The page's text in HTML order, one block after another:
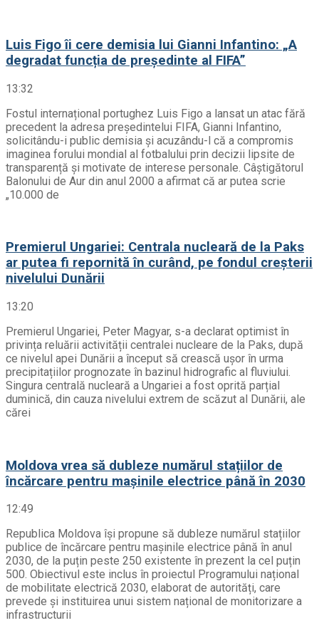
Luis Figo îi cere demisia lui Gianni Infantino: „A
degradat funcția de președinte al FIFA”
13:32
Fostul internațional portughez Luis Figo a lansat un atac fără
precedent la adresa președintelui FIFA, Gianni Infantino,
solicitându-i public demisia și acuzându-l că a compromis
imaginea forului mondial al fotbalului prin decizii lipsite de
transparență și motivate de interese personale. Câștigătorul
Balonului de Aur din anul 2000 a afirmat că ar putea scrie
„10.000 de
Premierul Ungariei: Centrala nucleară de la Paks
ar putea fi repornită în curând, pe fondul creșterii
nivelului Dunării
13:20
Premierul Ungariei, Peter Magyar, s-a declarat optimist în
privința reluării activității centralei nucleare de la Paks, după
ce nivelul apei Dunării a început să crească ușor în urma
precipitațiilor prognozate în bazinul hidrografic al fluviului.
Singura centrală nucleară a Ungariei a fost oprită parțial
duminică, din cauza nivelului extrem de scăzut al Dunării, ale
cărei
Moldova vrea să dubleze numărul stațiilor de
încărcare pentru mașinile electrice până în 2030
12:49
Republica Moldova își propune să dubleze numărul stațiilor
publice de încărcare pentru mașinile electrice până în anul
2030, de la puțin peste 250 existente în prezent la cel puțin
500. Obiectivul este inclus în proiectul Programului național
de mobilitate electrică 2030, elaborat de autorități, care
prevede și instituirea unui sistem național de monitorizare a
infrastructurii